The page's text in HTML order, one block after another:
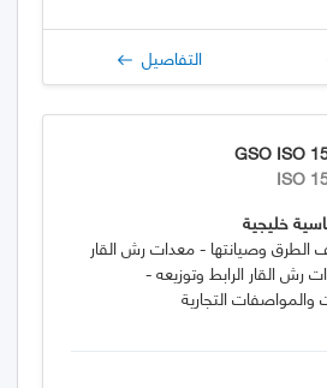
التفاصيل
GSO ISO
ISO
خليجية
وصيانتها - معدات رش القار
رش القار الرابط وتوزيعه -
التجارية